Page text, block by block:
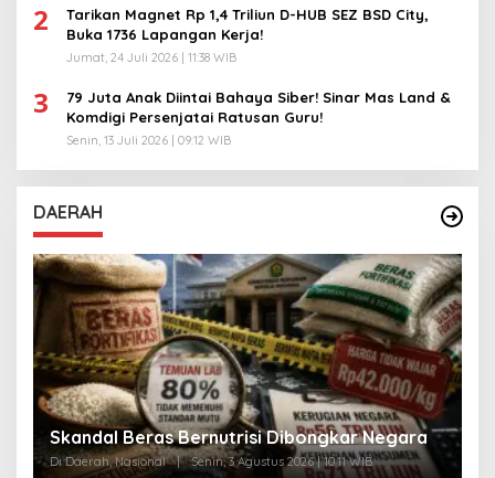
2
Tarikan Magnet Rp 1,4 Triliun D-HUB SEZ BSD City,
Buka 1736 Lapangan Kerja!
Jumat, 24 Juli 2026 | 11:38 WIB
3
79 Juta Anak Diintai Bahaya Siber! Sinar Mas Land &
Komdigi Persenjatai Ratusan Guru!
Senin, 13 Juli 2026 | 09:12 WIB
DAERAH
Skandal Beras Bernutrisi Dibongkar Negara
Di Daerah, Nasional | Senin, 3 Agustus 2026 | 10:11 WIB